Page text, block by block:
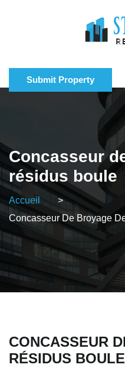
Submit Property
Concasseur
résidus boule
Accueil
>
Concasseur De Broyage
CONCASSEUR
RÉSIDUS BOULE